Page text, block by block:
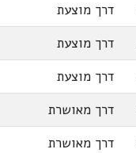
דרך מוצעת
דרך מוצעת
דרך מוצעת
דרך מאושרת
דרך מאושרת